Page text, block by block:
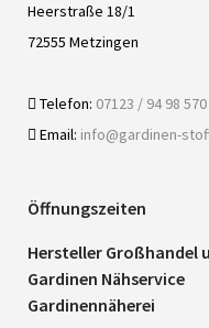
Heerstraße 18/1
72555 Metzingen
Telefon: 07123 / 94 98 570
Email: info@gardinen-
Öffnungszeiten
Hersteller Großhandel
Gardinen Nähservice
Gardinennäherei